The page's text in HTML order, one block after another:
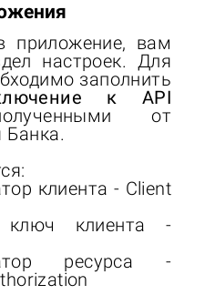
приложение, вам
настроек. Для
заполнить
к API
от
Банка.
клиента - Client
ключ клиента -
ресурса -